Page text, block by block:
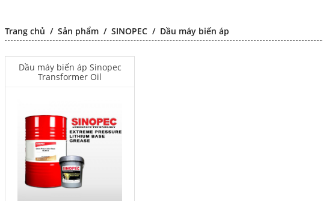
Trang chủ /Sản phẩm /SINOPEC / Dầu máy biến áp
Dầu máy biến áp Sinopec
Transformer Oil
Falcon S-350 Chất chống gỉ
bôi trơn đa năng –
Multipurpose lubricating
antirust agent